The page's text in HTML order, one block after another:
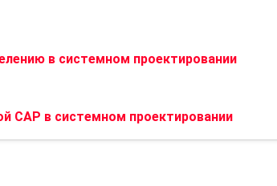
в системном проектировании
CAP в системном проектировании